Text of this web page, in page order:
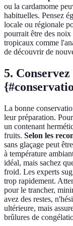
ou la cardamome
habituelles. Pensez
locale ou régionale
pourrait être des
tropicaux comme
de découvrir de
5.
La bonne
leur préparation.
un contenant
fruits. Selon les
sans glaçage peut
à température
idéal, mais sachez
froid. Les experts
trop rapidement.
pour le trancher,
avez des restes,
ultérieure, mais
brûlures de